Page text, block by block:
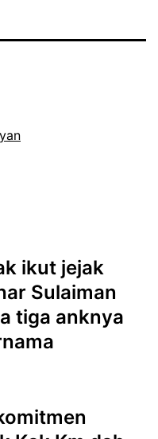
ikut jejak
Sulaiman
tiga anknya